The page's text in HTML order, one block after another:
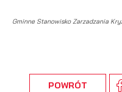
Gminne Stanowisko Zarzadzania
POWRÓT
oraz innych dostawców